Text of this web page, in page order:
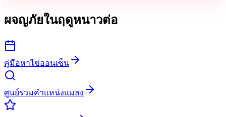
ผจญภัยในฤดูหนาวต่อ
คู่มือหาไข่ออนเซ็น
ศูนย์รวมคำแหน่งแมลง